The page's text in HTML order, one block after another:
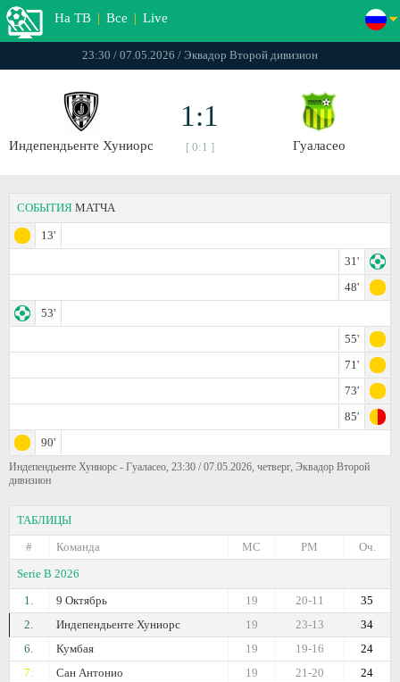
На ТВ | Все | Live
23:30 / 07.05.2026 / Эквадор Второй дивизион
Индепендьенте Хуниорс
1:1
[ 0:1 ] Гуаласео
СОБЫТИЯ МАТЧА
13'
31'
48'
53'
55'
71'
73'
85'
90'
Индепендьенте Хуниорс - Гуаласео, 23:30 / 07.05.2026, четверг, Эквадор Второй
дивизион
ТАБЛИЦЫ
#
Команда Оч.
РМ
МС
Serie B 2026
1.
9 Октябрь 35
20-11
19
2.
Индепендьенте Хуниорс 34
23-13
19
6.
Кумбая 24
19-16
19
7.
Сан Антонио 24
21-20
19